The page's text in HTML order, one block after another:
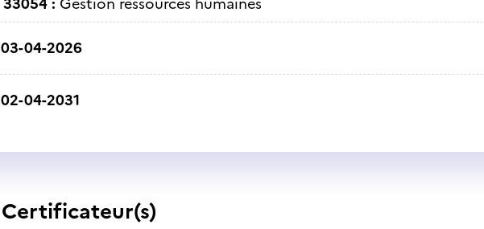
03-04-2026
02-04-2031
Certificateur(s)